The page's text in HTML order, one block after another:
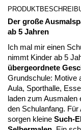
Der große
ab 5 Jahren
Ich mal mir einen
nimmt Kinder ab 5
übergeordnete
Grundschule: Motive
Aula, Sporthalle,
laden zum Ausmalen
den Schulanfang.
sorgen kleine Such-